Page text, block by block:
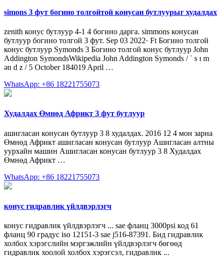
simons 3 фут богино толгойтой конусан бутлуурыг худалдах
zenith конус бутлуур 4-1 4 богино дарга. simmons конусан
бутлуур богино толгой 3 фут. Sep 03 2022· Ft Богино толгой
конус бутлуур Symonds 3 Богино толгой конус бутлуур John
Addington SymondsWikipedia John Addington Symonds / ˈ s ɪ m
ən d z / 5 October 184019 April …
WhatsApp: +86 18221755073
Худалдах Өмнөд Африкт 3 фут бутлуур
ашигласан конусан бутлуур 3 8 худалдах. 2016 12 4 мон зарна
Өмнөд Африкт ашигласан конусан бутлуур Ашигласан алтны
уурхайн машин Ашигласан конусан бутлуур 3 8 Худалдах
Өмнөд Африкт …
WhatsApp: +86 18221755073
конус гидравлик үйлдвэрлэгч
конус гидравлик үйлдвэрлэгч ... sae фланц 3000psi код 61
фланц 90 градус iso 12151-3 sae j516-87391. Бид гидравлик
холбох хэрэгслийн мэргэжлийн үйлдвэрлэгч бөгөөд
гидравлик хоолой холбох хэрэгсэл, гидравлик ...